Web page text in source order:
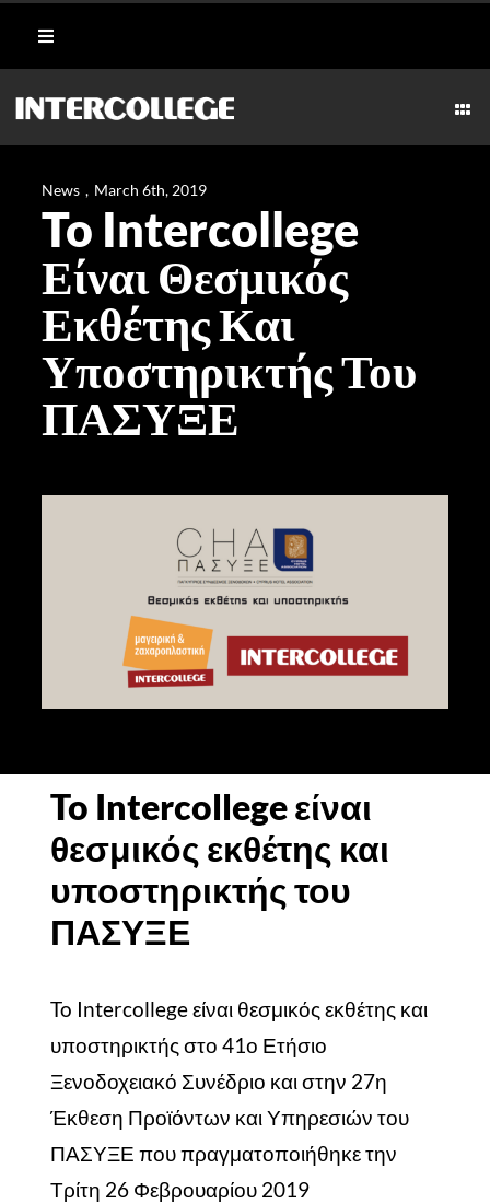
Toggle
Navigation
Student Login
Moodle
Webmail
Payment Methods
AESTHETICS & WELLNESS
MARITIME
HOSPITALITY
TECHNICAL
STUDY
ERASMUS
DISCOVER
News , March 6th, 2019
To Intercollege
Είναι Θεσμικός
Εκθέτης Και
Υποστηρικτής Του
ΠΑΣΥΞΕ
To Intercollege είναι
θεσμικός εκθέτης και
υποστηρικτής του
ΠΑΣΥΞΕ
To Intercollege είναι θεσμικός εκθέτης και
υποστηρικτής στο 41ο Ετήσιο
Ξενοδοχειακό Συνέδριο και στην 27η
Έκθεση Προϊόντων και Υπηρεσιών του
ΠΑΣΥΞΕ που πραγματοποιήθηκε την
Τρίτη 26 Φεβρουαρίου 2019